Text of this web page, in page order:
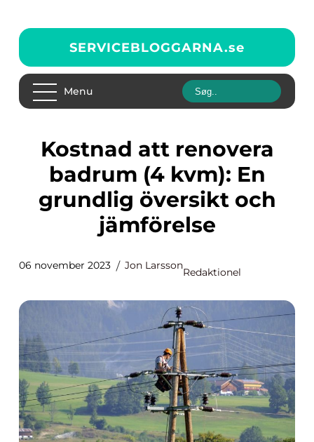
SERVICEBLOGGARNA.se
Menu
Kostnad att renovera
badrum (4 kvm): En
grundlig översikt och
jämförelse
06 november 2023 Jon Larsson
Redaktionel